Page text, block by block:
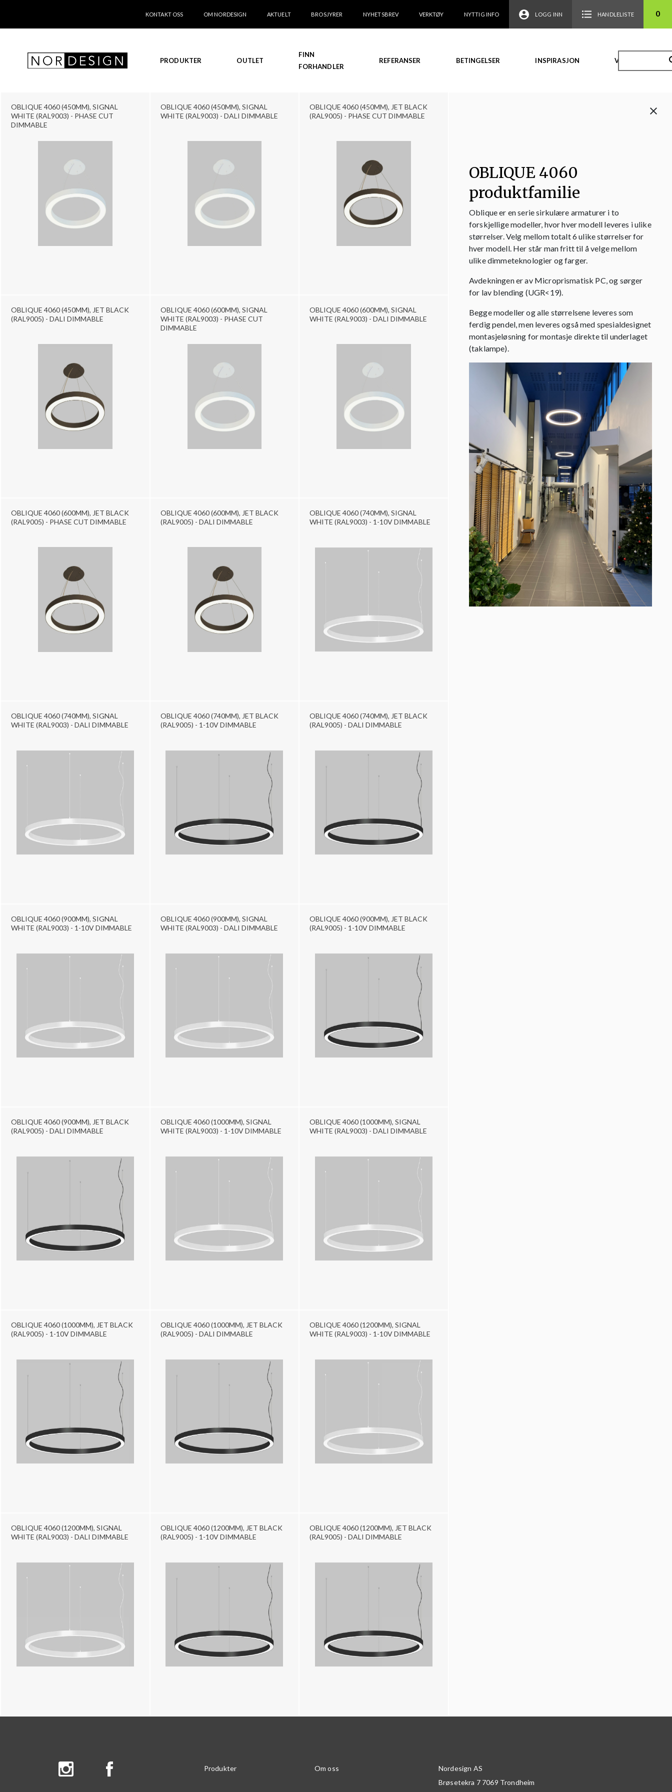
KONTAKT OSS OM NORDESIGN AKTUELT BROSJYRER NYHETSBREV VERKTØY NYTTIG INFO LOGG INN HANDLELISTE 0
PRODUKTER OUTLET
FINN
FORHANDLER
REFERANSER BETINGELSER INSPIRASJON VIDEO
OBLIQUE 4060 (450MM), SIGNAL
WHITE (RAL9003) - PHASE CUT
DIMMABLE
OBLIQUE 4060 (450MM), SIGNAL
WHITE (RAL9003) - DALI DIMMABLE
OBLIQUE 4060 (450MM), JET BLACK
(RAL9005) - PHASE CUT DIMMABLE
OBLIQUE 4060 (450MM), JET BLACK
(RAL9005) - DALI DIMMABLE
OBLIQUE 4060 (600MM), SIGNAL
WHITE (RAL9003) - PHASE CUT
DIMMABLE
OBLIQUE 4060 (600MM), SIGNAL
WHITE (RAL9003) - DALI DIMMABLE
OBLIQUE 4060 (600MM), JET BLACK
(RAL9005) - PHASE CUT DIMMABLE
OBLIQUE 4060 (600MM), JET BLACK
(RAL9005) - DALI DIMMABLE
OBLIQUE 4060 (740MM), SIGNAL
WHITE (RAL9003) - 1-10V DIMMABLE
OBLIQUE 4060 (740MM), SIGNAL
WHITE (RAL9003) - DALI DIMMABLE
OBLIQUE 4060 (740MM), JET BLACK
(RAL9005) - 1-10V DIMMABLE
OBLIQUE 4060 (740MM), JET BLACK
(RAL9005) - DALI DIMMABLE
OBLIQUE 4060 (900MM), SIGNAL
WHITE (RAL9003) - 1-10V DIMMABLE
OBLIQUE 4060 (900MM), SIGNAL
WHITE (RAL9003) - DALI DIMMABLE
OBLIQUE 4060 (900MM), JET BLACK
(RAL9005) - 1-10V DIMMABLE
OBLIQUE 4060 (900MM), JET BLACK
(RAL9005) - DALI DIMMABLE
OBLIQUE 4060 (1000MM), SIGNAL
WHITE (RAL9003) - 1-10V DIMMABLE
OBLIQUE 4060 (1000MM), SIGNAL
WHITE (RAL9003) - DALI DIMMABLE
OBLIQUE 4060 (1000MM), JET BLACK
(RAL9005) - 1-10V DIMMABLE
OBLIQUE 4060 (1000MM), JET BLACK
(RAL9005) - DALI DIMMABLE
OBLIQUE 4060 (1200MM), SIGNAL
WHITE (RAL9003) - 1-10V DIMMABLE
OBLIQUE 4060 (1200MM), SIGNAL
WHITE (RAL9003) - DALI DIMMABLE
OBLIQUE 4060 (1200MM), JET BLACK
(RAL9005) - 1-10V DIMMABLE
OBLIQUE 4060 (1200MM), JET BLACK
(RAL9005) - DALI DIMMABLE
OBLIQUE 4060
produktfamilie
Oblique er en serie sirkulære armaturer i to
forskjellige modeller, hvor hver modell leveres i ulike
størrelser. Velg mellom totalt 6 ulike størrelser for
hver modell. Her står man fritt til å velge mellom
ulike dimmeteknologier og farger.
Avdekningen er av Microprismatisk PC, og sørger
for lav blending (UGR<19).
Begge modeller og alle størrelsene leveres som
ferdig pendel, men leveres også med spesialdesignet
montasjeløsning for montasje direkte til underlaget
(taklampe).
Produkter Om oss
Nordesign AS
Brøsetekra 7 7069 Trondheim